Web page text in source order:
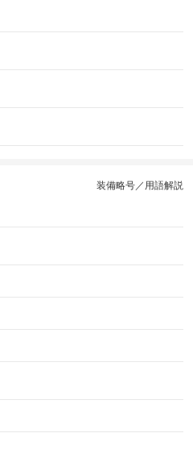
装備略号／用語解説